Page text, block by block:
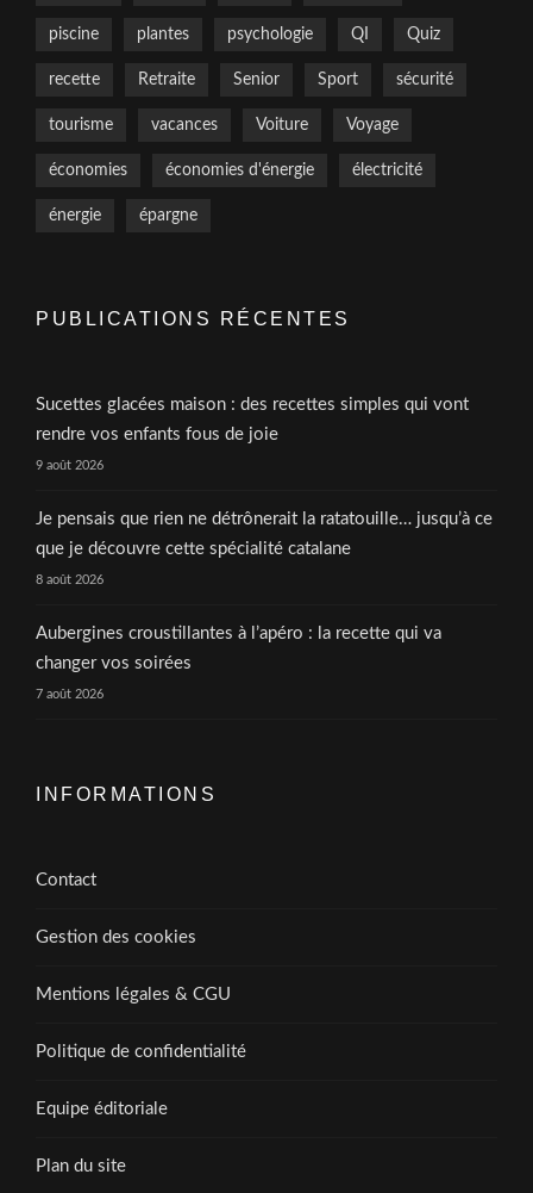
piscine plantes psychologie QI Quiz
recette Retraite Senior Sport sécurité
tourisme vacances Voiture Voyage
économies économies d'énergie électricité
énergie épargne
PUBLICATIONS RÉCENTES
Sucettes glacées maison : des recettes simples qui vont
rendre vos enfants fous de joie
9 août 2026
Je pensais que rien ne détrônerait la ratatouille… jusqu’à ce
que je découvre cette spécialité catalane
8 août 2026
Aubergines croustillantes à l’apéro : la recette qui va
changer vos soirées
7 août 2026
INFORMATIONS
Contact
Gestion des cookies
Mentions légales & CGU
Politique de confidentialité
Equipe éditoriale
Plan du site